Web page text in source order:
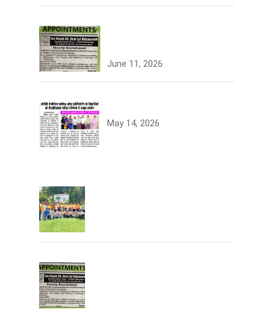
June 11, 2026
May 14, 2026